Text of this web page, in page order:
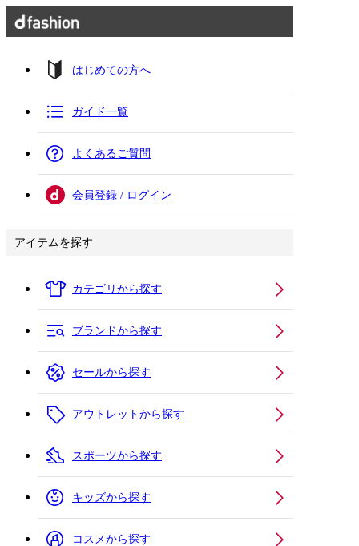
はじめての方へ
ガイド一覧
よくあるご質問
会員登録 / ログイン
アイテムを探す
カテゴリから探す
ブランドから探す
セールから探す
アウトレットから探す
スポーツから探す
キッズから探す
コスメから探す